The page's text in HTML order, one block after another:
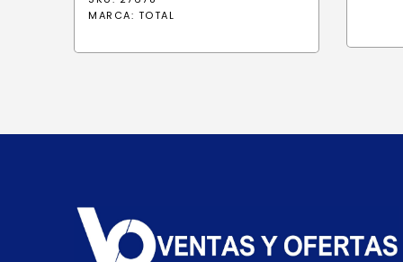
S/ 2,602.90.S/ 2,160.40.
MARCA: TOTAL